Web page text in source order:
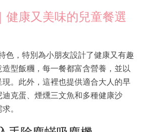
健康又美味的兒童餐選
色，特別為小朋友設計了健康又有趣
型飯糰，每一餐都富含營養，並以
。此外，這裡也提供適合大人的早
克蛋、煙燻三文魚和多種健康沙
。